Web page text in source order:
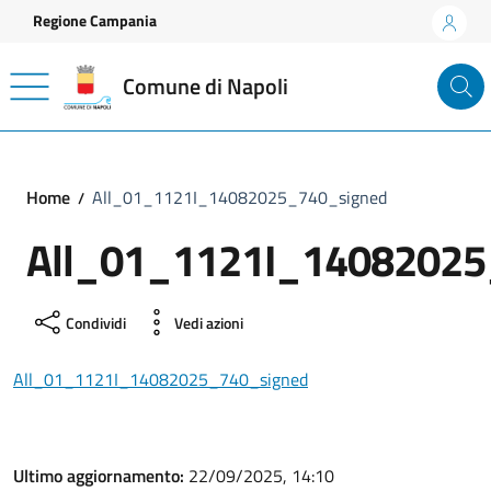
Vai ai contenuti
Vai al footer
Regione Campania
Comune di Napoli
Home All_01_1121I_14082025_740_signed
Condividi Vedi azioni
All_01_1121I_14082025_740_signed
Ultimo aggiornamento: 22/09/2025, 14:10